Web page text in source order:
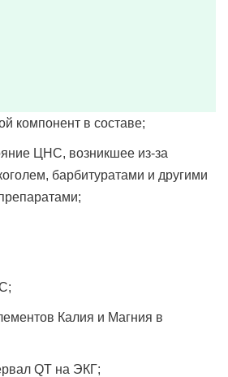
компонент в составе;
ЦНС, возникшее из-за
барбитуратами и другими
Калия и Магния в
QT на ЭКГ;